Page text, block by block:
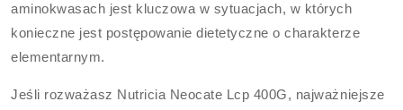
aminokwasach jest kluczowa w sytuacjach, w których
konieczne jest postępowanie dietetyczne o charakterze
elementarnym.
Jeśli rozważasz Nutricia Neocate Lcp 400G, najważniejsze